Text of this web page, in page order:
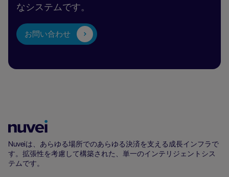
なシステムです。
お問い合わせ
ホ
ー
Nuveiは、あらゆる場所でのあらゆる決済を支える成長インフラで
す。拡張性を考慮して構築された、単一のインテリジェントシス
テムです。